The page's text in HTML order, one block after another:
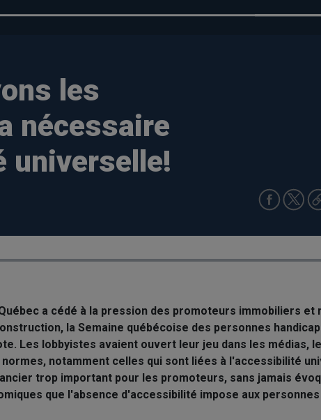
les
nécessaire
universelle!
a cédé à la pression des promoteurs immobiliers et
la Semaine québécoise des personnes
Les lobbyistes avaient ouvert leur jeu dans les médias,
notamment celles qui sont liées à l'accessibilité
trop important pour les promoteurs, sans jamais
que l'absence d'accessibilité impose aux